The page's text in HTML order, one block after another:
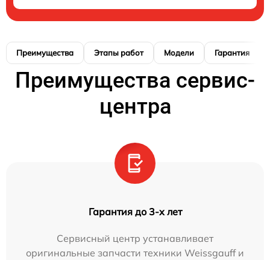
Преимущества Этапы работ Модели Гарантия
Преимущества сервис-
центра
Гарантия до 3-х лет
Сервисный центр устанавливает
оригинальные запчасти техники Weissgauff и